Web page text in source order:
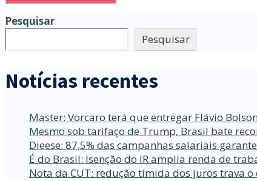
Pesquisar
Pesquisar
Notícias recentes
Master: Vorcaro terá que entregar Flávio
Mesmo sob tarifaço de Trump, Brasil bate
Dieese: 87,5% das campanhas salariais
É do Brasil: Isenção do IR amplia renda de
Nota da CUT: redução tímida dos juros trava